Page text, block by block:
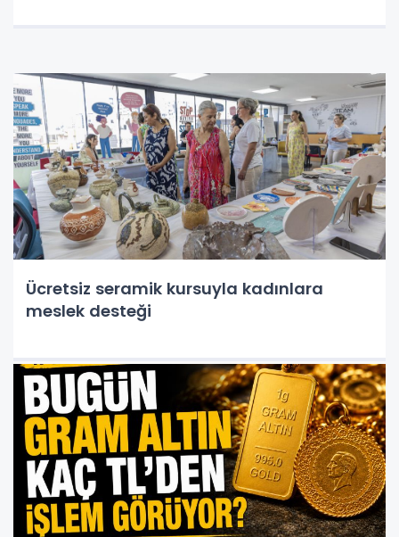
Ücretsiz seramik kursuyla kadınlara
meslek desteği